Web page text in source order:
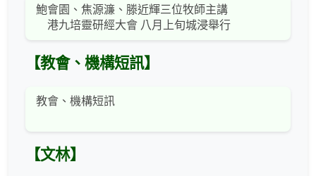
鮑會園、焦源濂、滕近輝三位牧師主講
港九培靈研經大會 八月上旬城浸舉行
【教會、機構短訊】
教會、機構短訊
【文林】